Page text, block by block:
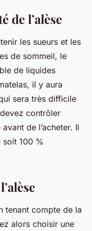
de l’alèse
les sueurs et les
de sommeil, le
de liquides
il y aura
sera très difficile
contrôler
de l’acheter. Il
soit 100 %
compte de la
alors choisir une